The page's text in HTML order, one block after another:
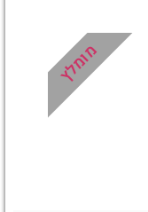
מציאת
מלון
מומלץ?
מומלץ